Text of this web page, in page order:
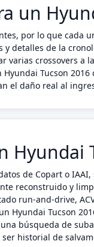
un
por lo que cada
detalles de la
crossovers a
Tucson
el daño real al
Hyundai
de Copart o
reconstruido y
run-and-drive,
Hyundai Tucson
búsqueda de
historial de